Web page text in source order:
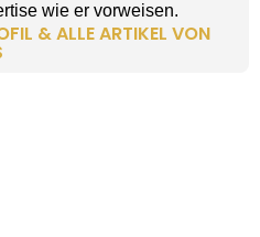
wie er vorweisen.
& ALLE ARTIKEL VON